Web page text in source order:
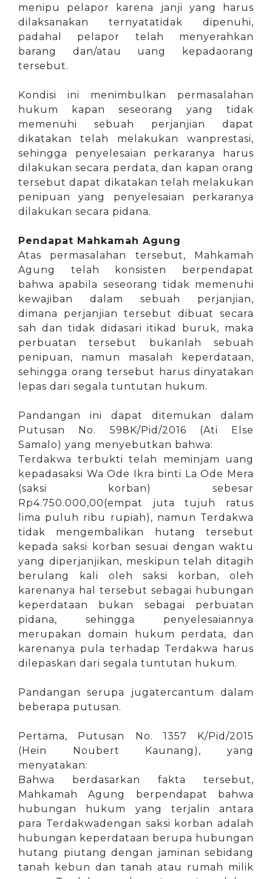
menipu pelapor karena janji yang harus
dilaksanakan ternyatatidak dipenuhi,
padahal pelapor telah menyerahkan
barang dan/atau uang kepadaorang
tersebut.
Kondisi ini menimbulkan permasalahan
hukum kapan seseorang yang tidak
memenuhi sebuah perjanjian dapat
dikatakan telah melakukan wanprestasi,
sehingga penyelesaian perkaranya harus
dilakukan secara perdata, dan kapan orang
tersebut dapat dikatakan telah melakukan
penipuan yang penyelesaian perkaranya
dilakukan secara pidana.
Pendapat Mahkamah Agung
Atas permasalahan tersebut, Mahkamah
Agung telah konsisten berpendapat
bahwa apabila seseorang tidak memenuhi
kewajiban dalam sebuah perjanjian,
dimana perjanjian tersebut dibuat secara
sah dan tidak didasari itikad buruk, maka
perbuatan tersebut bukanlah sebuah
penipuan, namun masalah keperdataan,
sehingga orang tersebut harus dinyatakan
lepas dari segala tuntutan hukum.
Pandangan ini dapat ditemukan dalam
Putusan No. 598K/Pid/2016 (Ati Else
Samalo) yang menyebutkan bahwa:
Terdakwa terbukti telah meminjam uang
kepadasaksi Wa Ode Ikra binti La Ode Mera
(saksi korban) sebesar
Rp4.750.000,00(empat juta tujuh ratus
lima puluh ribu rupiah), namun Terdakwa
tidak mengembalikan hutang tersebut
kepada saksi korban sesuai dengan waktu
yang diperjanjikan, meskipun telah ditagih
berulang kali oleh saksi korban, oleh
karenanya hal tersebut sebagai hubungan
keperdataan bukan sebagai perbuatan
pidana, sehingga penyelesaiannya
merupakan domain hukum perdata, dan
karenanya pula terhadap Terdakwa harus
dilepaskan dari segala tuntutan hukum.
Pandangan serupa jugatercantum dalam
beberapa putusan.
Pertama, Putusan No. 1357 K/Pid/2015
(Hein Noubert Kaunang), yang
menyatakan:
Bahwa berdasarkan fakta tersebut,
Mahkamah Agung berpendapat bahwa
hubungan hukum yang terjalin antara
para Terdakwadengan saksi korban adalah
hubungan keperdataan berupa hubungan
hutang piutang dengan jaminan sebidang
tanah kebun dan tanah atau rumah milik